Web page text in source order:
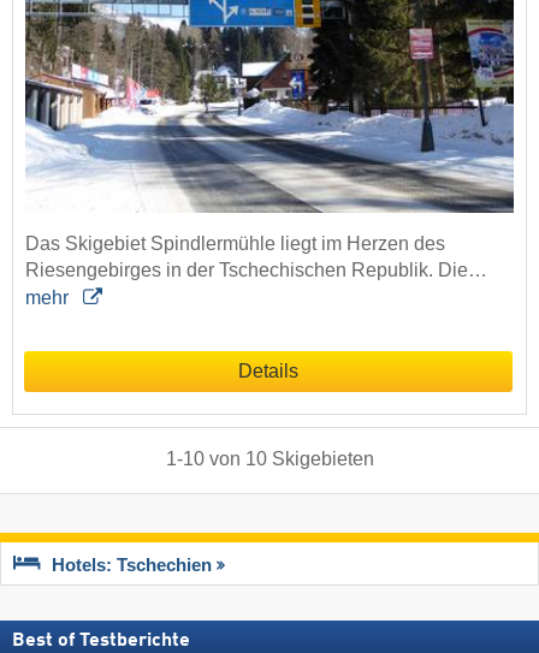
Das Skigebiet Spindlermühle liegt im Herzen des
Riesengebirges in der Tschechischen Republik. Die…
mehr
Details
1-10von 10 Skigebieten
Hotels: Tschechien
Best of Testberichte